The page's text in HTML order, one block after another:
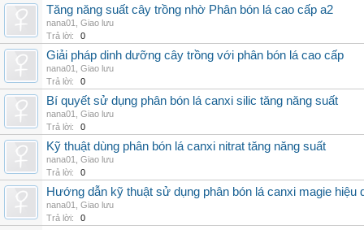
Tăng năng suất cây trồng nhờ Phân bón lá cao cấp a2
nana01
Giao lưu
Trả lời:
0
Giải pháp dinh dưỡng cây trồng với phân bón lá cao cấp
nana01
Giao lưu
Trả lời:
0
Bí quyết sử dụng phân bón lá canxi silic tăng năng suất
nana01
Giao lưu
Trả lời:
0
Kỹ thuật dùng phân bón lá canxi nitrat tăng năng suất
nana01
Giao lưu
Trả lời:
0
Hướng dẫn kỹ thuật sử dụng phân bón lá canxi magie hiệu
nana01
Giao lưu
Trả lời:
0